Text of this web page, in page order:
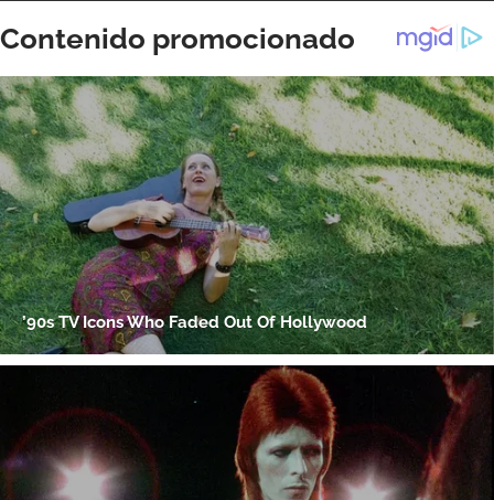
Gracias por suscribirte a nuestro boletín.
ACEPTAR